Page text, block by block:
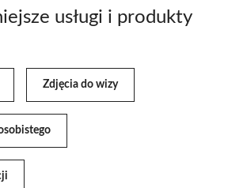
usługi i produkty
Zdjęcia do wizy